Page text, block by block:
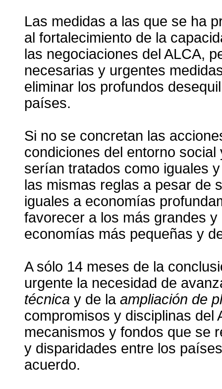
Las medidas a las que se ha
al fortalecimiento de la
las negociaciones del ALCA,
necesarias y urgentes
eliminar los profundos
países.
Si no se concretan las
condiciones del entorno
serían tratados como iguales
las mismas reglas a pesar de
iguales a economías
favorecer a los más grandes
economías más pequeñas y
A sólo 14 meses de la
urgente la necesidad de
técnica y de la ampliación de
compromisos y disciplinas del
mecanismos y fondos que se
y disparidades entre los
acuerdo.